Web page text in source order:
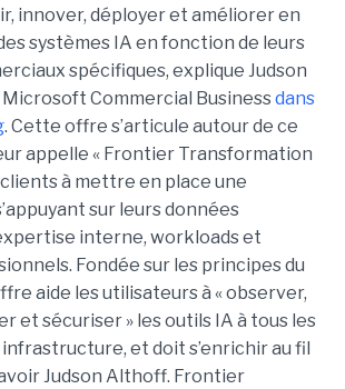
innover, déployer et améliorer en
systèmes IA en fonction de leurs
spécifiques, explique Judson
Microsoft Commercial Businessdans
. Cette offre s’articule autour de ce
appelle « Frontier Transformation
à mettre en place une
sur leurs données
interne, workloads et
Fondée sur les principes du
aide les utilisateurs à « observer,
et sécuriser » les outils IA à tous les
et doit s’enrichir au fil
Judson Althoff. Frontier